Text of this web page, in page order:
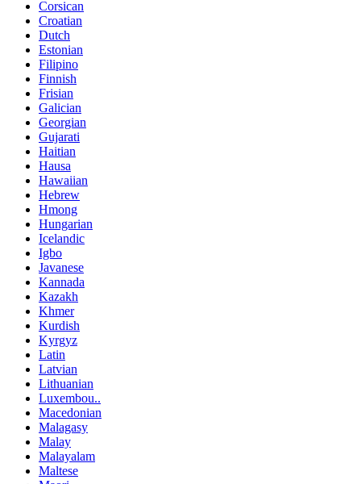
Corsican
Croatian
Dutch
Estonian
Filipino
Finnish
Frisian
Galician
Georgian
Gujarati
Haitian
Hausa
Hawaiian
Hebrew
Hmong
Hungarian
Icelandic
Igbo
Javanese
Kannada
Kazakh
Khmer
Kurdish
Kyrgyz
Latin
Latvian
Lithuanian
Luxembou..
Macedonian
Malagasy
Malay
Malayalam
Maltese